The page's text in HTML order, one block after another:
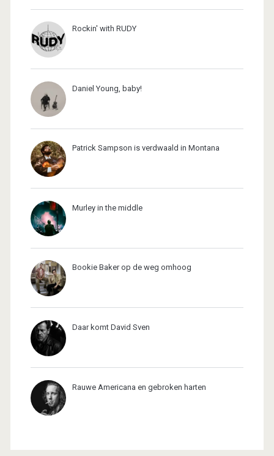
Rockin' with RUDY
Daniel Young, baby!
Patrick Sampson is verdwaald in Montana
Murley in the middle
Bookie Baker op de weg omhoog
Daar komt David Sven
Rauwe Americana en gebroken harten